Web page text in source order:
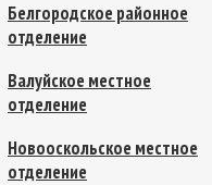
Белгородское районное
отделение
Валуйское местное
отделение
Новооскольское местное
отделение